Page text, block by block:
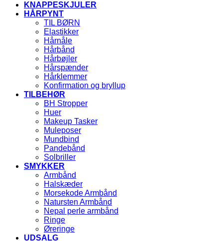
KNAPPESKJULER
HÅRPYNT
TIL BØRN
Elastikker
Hårnåle
Hårbånd
Hårbøjler
Hårspænder
Hårklemmer
Konfirmation og bryllup
TILBEHØR
BH Stropper
Huer
Makeup Tasker
Muleposer
Mundbind
Pandebånd
Solbriller
SMYKKER
Armbånd
Halskæder
Morsekode Armbånd
Natursten Armbånd
Nepal perle armbånd
Ringe
Øreringe
UDSALG